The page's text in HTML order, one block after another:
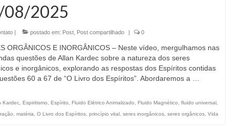
2025
| postado em: Post, Post compartilhado | 0
ORGÂNICOS E INORGÂNICOS – Neste vídeo, mergulhamos nas
questões de Allan Kardec sobre a natureza dos seres
e inorgânicos, explorando as respostas dos Espíritos contidas
60 a 67 de “O Livro dos Espíritos”. Abordaremos a …
Kardec, Espiritismo Espírito Fluido Elétrico Animalizado Fluido Magnético fluido universal,
matéria O Livro dos Espíritos, princípio vital, seres inorgânicos, seres orgânicos, Vida